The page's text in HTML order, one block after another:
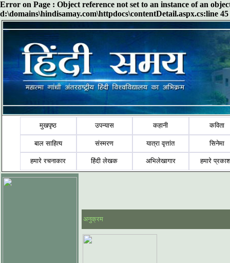
Error on Page : Object reference not set to an instance of an
d:\domains\hindisamay.com\httpdocs\contentDetail.aspx.cs:line 45
मुखपृष्ठ उपन्यास कहानी कविता
बाल साहित्य संस्मरण यात्रा वृत्तांत सिनेमा
हमारे रचनाकार हिंदी लेखक अभिलेखागार हमारे
अनुक्रम